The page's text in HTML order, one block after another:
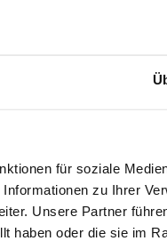
für soziale
zu Ihrer
Unsere Partner
haben oder die sie im
sagt, welche.